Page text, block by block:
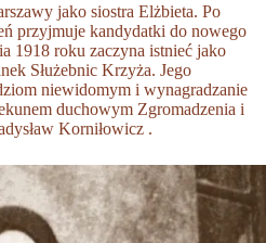
jako siostra Elżbieta. Po
przyjmuje kandydatki do nowego
1918 roku zaczyna istnieć jako
Służebnic Krzyża. Jego
niewidomym i wynagradzanie
duchowym Zgromadzenia i
Korniłowicz .